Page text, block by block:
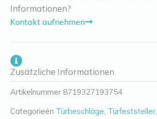
Informationen?
Kontakt aufnehmen
Zusätzliche Informationen
Artikelnummer 8719327193754
Categorieën Türbeschläge, Türfeststeller,